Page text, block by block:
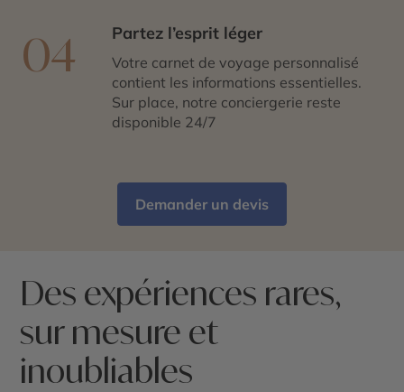
04 Partez l’esprit léger
Votre carnet de voyage personnalisé
contient les informations essentielles.
Sur place, notre conciergerie reste
disponible 24/7
Demander un devis
Des expériences rares,
sur mesure et
inoubliables